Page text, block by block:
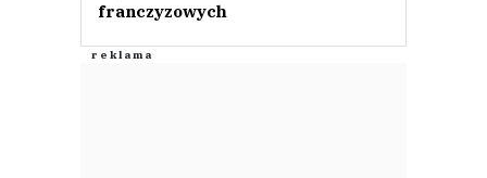
franczyzowych